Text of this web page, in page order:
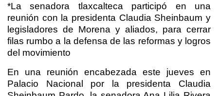
*La senadora tlaxcalteca participó en una
reunión con la presidenta Claudia Sheinbaum y
legisladores de Morena y aliados, para cerrar
filas rumbo a la defensa de las reformas y logros
del movimiento
En una reunión encabezada este jueves en
Palacio Nacional por la presidenta Claudia